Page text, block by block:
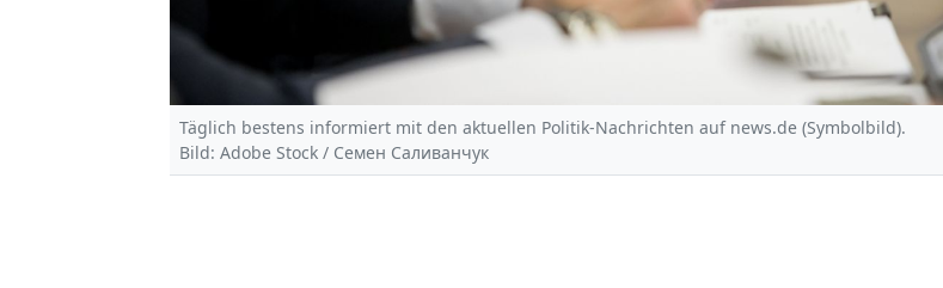
Täglich bestens informiert mit den aktuellen Politik-Nachrichten auf news.de (Symbolbild).
Bild: Adobe Stock / Семен Саливанчук